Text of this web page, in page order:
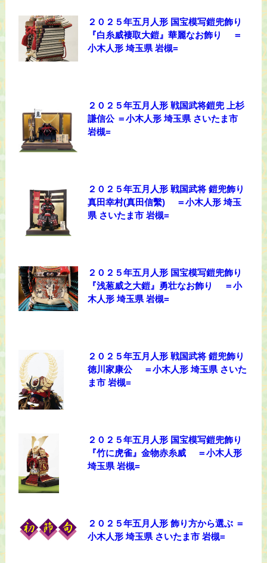
２０２５年五月人形 国宝模写鎧兜飾り
『白糸威褄取大鎧』華麗なお飾り ＝
小木人形 埼玉県 岩槻=
２０２５年五月人形 戦国武将鎧兜 上杉
謙信公 ＝小木人形 埼玉県 さいたま市
岩槻=
２０２５年五月人形 戦国武将 鎧兜飾り
真田幸村(真田信繫) ＝小木人形 埼玉
県 さいたま市 岩槻=
２０２５年五月人形 国宝模写鎧兜飾り
『浅葱威之大鎧』勇壮なお飾り ＝小
木人形 埼玉県 岩槻=
２０２５年五月人形 戦国武将 鎧兜飾り
徳川家康公 ＝小木人形 埼玉県 さいた
ま市 岩槻=
２０２５年五月人形 国宝模写鎧兜飾り
『竹に虎雀』金物赤糸威 ＝小木人形
埼玉県 岩槻=
２０２５年五月人形 飾り方から選ぶ ＝
小木人形 埼玉県 さいたま市 岩槻=